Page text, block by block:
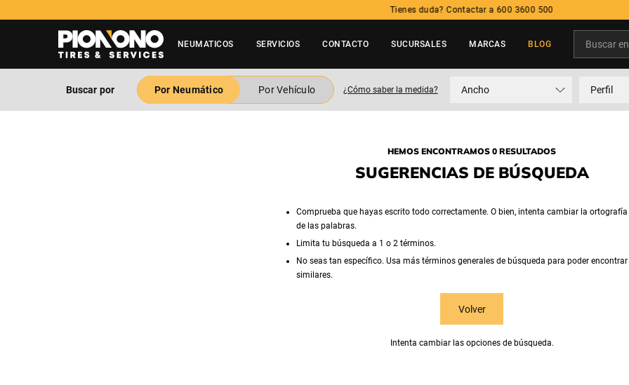
NEUMATICOS SERVICIOS CONTACTO SUCURSALES MARCAS BLOG
Buscar por Por Neumático Por Vehículo ¿Cómo saber la medida? Ancho Perfil
HEMOS ENCONTRAMOS 0 RESULTADOS
SUGERENCIAS DE BÚSQUEDA
Comprueba que hayas escrito todo correctamente. O bien, intenta cambiar la
de las palabras.
Limita tu búsqueda a 1 o 2 términos.
No seas tan específico. Usa más términos generales de búsqueda para poder
similares.
Volver
Intenta cambiar las opciones de búsqueda.
TÉRMINOS MÁS BUSCADOS
. neumatico
235